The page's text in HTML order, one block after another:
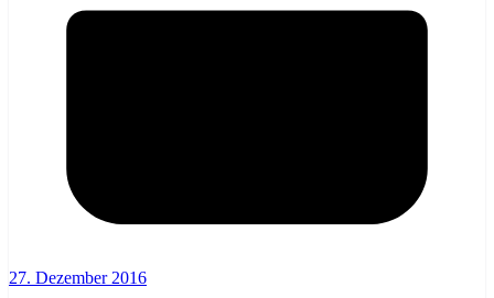
27. Dezember 2016